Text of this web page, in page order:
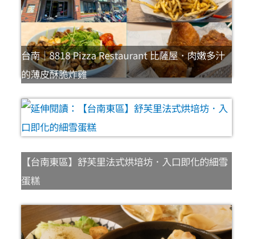
台南｜8818 Pizza Restaurant 比薩屋．肉嫩多汁
的薄皮酥脆炸雞
【台南東區】舒芙里法式烘培坊．入口即化的細雪
蛋糕